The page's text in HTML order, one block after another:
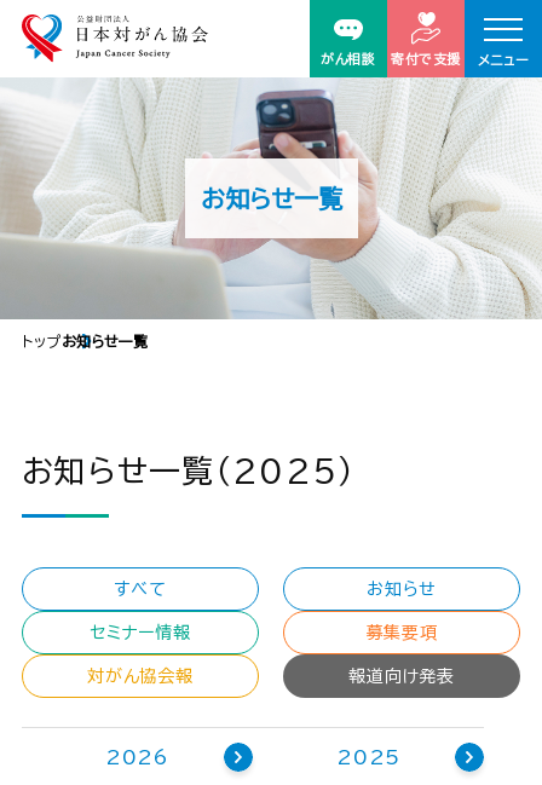
がん相談 寄付で支援 メニュー
お知らせ一覧
トップお知らせ一覧
お知らせ一覧（2025）
すべて お知らせ
セミナー情報 募集要項
対がん協会報 報道向け発表
2026 2025